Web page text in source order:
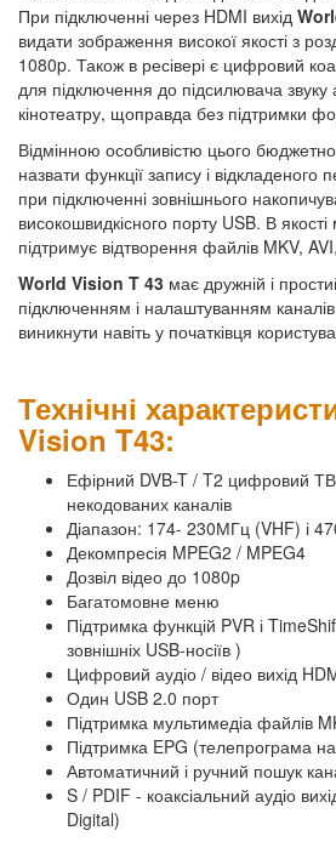
При підключенні через HDMI вихід
видати зображення високої якості з
1080p. Також в ресівері є цифровий
для підключення до підсилювача
кінотеатру, щоправда без підтримки
Відмінною особливістю цього
назвати функції запису і відкладеного
при підключенні зовнішнього
високошвидкісного порту USB. В
підтримує відтворення файлів MKV,
World Vision T 43 має дружній і
підключенням і налаштуванням
виникнути навіть у початківця
Технічні
Vision T43:
Ефірний DVB-T / T2 цифровий
некодованих каналів
Діапазон: 174- 230МГц (VHF) і
Декомпресія MPEG2 / MPEG4
Дозвіл відео до 1080p
Багатомовне меню
Підтримка функцій PVR і
зовнішніх USB-носіїв )
Цифровий аудіо / відео вихід
Один USB 2.0 порт
Підтримка мультимедіа файлів
Підтримка EPG (телепрограма
Автоматичний і ручний пошук
S / PDIF - коаксіальний аудіо
Digital)